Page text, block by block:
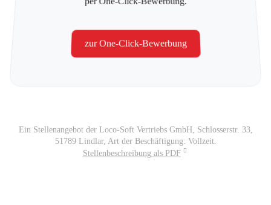
zur One-Click-Bewerbung
Ein Stellenangebot der Loco-Soft Vertriebs GmbH, Schlosserstr. 33,
51789 Lindlar, Art der Beschäftigung: Vollzeit.
Stellenbeschreibung als PDF